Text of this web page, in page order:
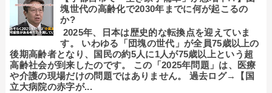
塊世代の高齢化で2030年までに何が起こるの
か?
2025年、日本は歴史的な転換点を迎えていま
す。 いわゆる「団塊の世代」が全員75歳以上の
後期高齢者となり、国民の約5人に1人が75歳以上という超
高齢社会が到来したのです。 この「2025年問題」は、医療
や介護の現場だけの問題ではありません。 過去ログ→【国
立大病院の赤字が...